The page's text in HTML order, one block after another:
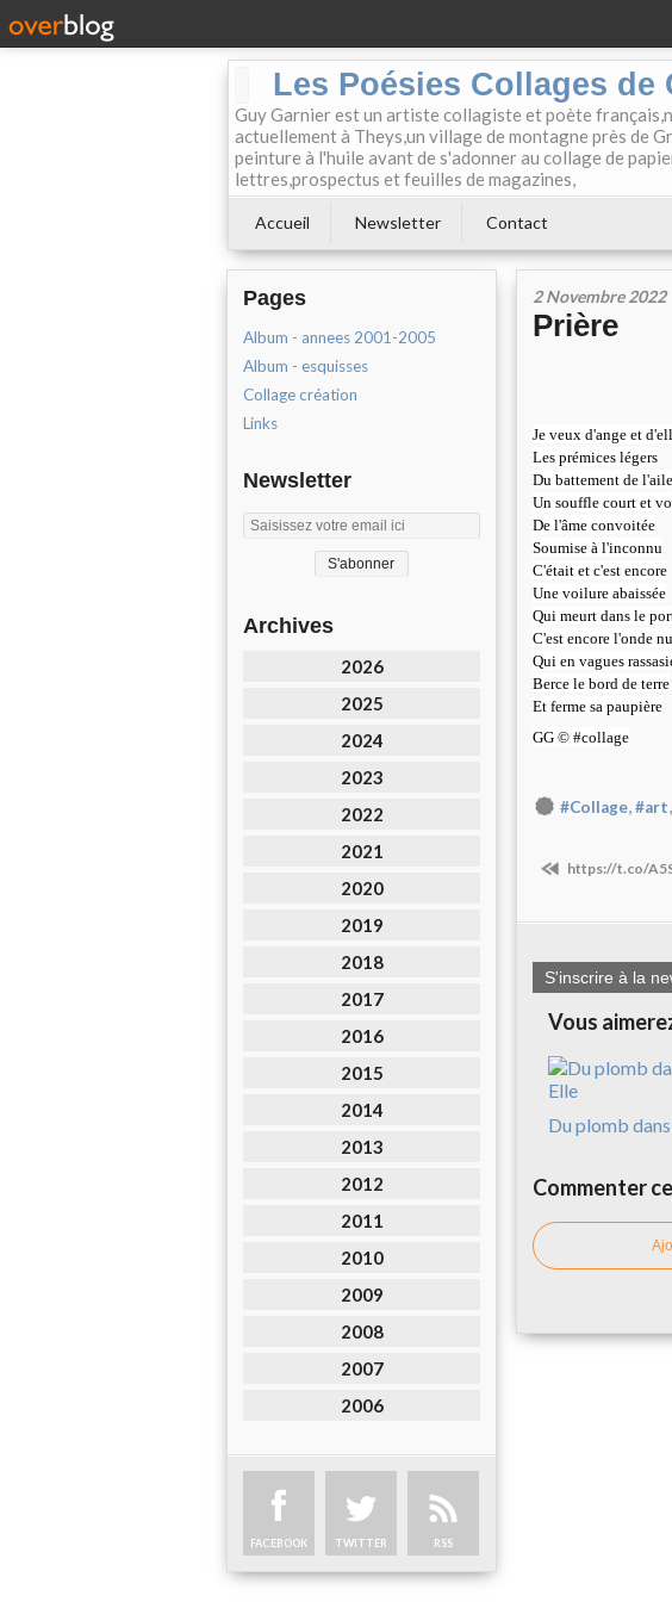
Les Poésies Collages de
Guy Garnier est un artiste collagiste et poète
actuellement à Theys,un village de montagne près de
peinture à l'huile avant de s'adonner au collage de
lettres,prospectus et feuilles de magazines,
Accueil Newsletter Contact
Pages
Album - annees 2001-2005
Album - esquisses
Collage création
Links
Newsletter
Archives
2026
2025
2024
2023
2022
2021
2020
2019
2018
2017
2016
2015
2014
2013
2012
2011
2010
2009
2008
2007
2006
FACEBOOK TWITTER RSS
2 Novembre 2022
Prière
Je veux d'ange et
Les prémices légers
Du battement de l'aile
Un souffle court et
De l'âme convoitée
Soumise à l'inconnu
C'était et c'est encore
Une voilure abaissée
Qui meurt dans le
C'est encore l'onde
Qui en vagues
Berce le bord de terre
Et ferme sa paupière
GG © #collage
#Collage,#art,
https://t.co/
S'inscrire à la
Vous
Du plomb
Commenter